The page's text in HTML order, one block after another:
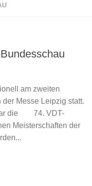
am zweiten
Messe Leipzig statt.
die 74. VDT-
Meisterschaften der